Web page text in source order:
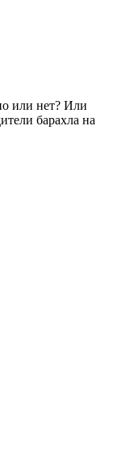
или нет? Или
барахла на